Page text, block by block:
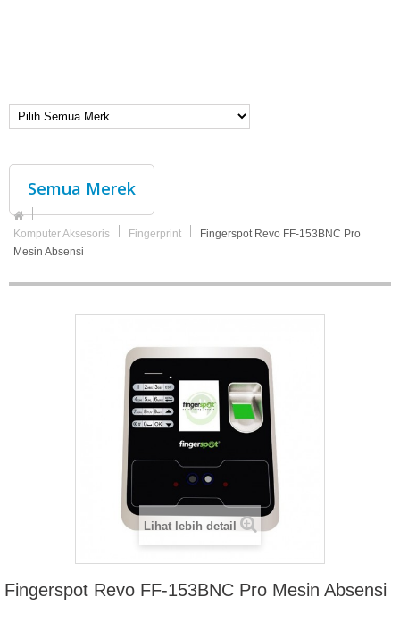
Semua Merek
Komputer Aksesoris Fingerprint
Fingerspot Revo FF-153BNC Pro
Mesin Absensi
Lihat lebih detail
Fingerspot Revo FF-153BNC Pro Mesin Absensi